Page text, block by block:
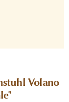
Volano